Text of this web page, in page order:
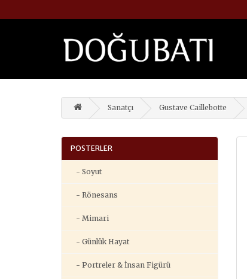
Sanatçı Gustave Caillebotte
POSTERLER
- Soyut
- Rönesans
- Mimari
- Günlük Hayat
- Portreler & İnsan Figürü